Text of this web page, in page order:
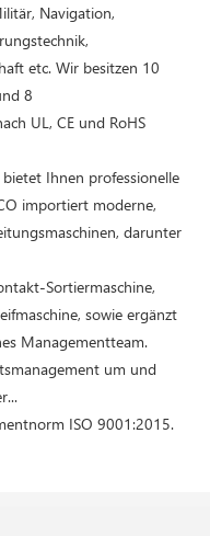
Navigation,
etc. Wir besitzen 10
8
UL, CE und RoHS
Ihnen professionelle
importiert moderne,
darunter
Sortiermaschine,
sowie ergänzt
Managementteam.
um und
ISO 9001:2015.